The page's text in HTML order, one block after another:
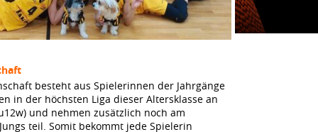
besteht aus Spielerinnen der Jahrgänge
in der höchsten Liga dieser Altersklasse an
und nehmen zusätzlich noch am
teil. Somit bekommt jede Spielerin